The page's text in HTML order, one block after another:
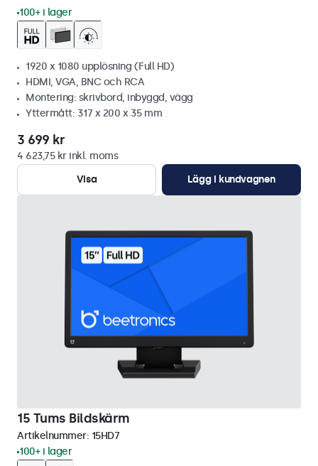
100+ i lager
1920 x 1080 upplösning (Full HD)
HDMI, VGA, BNC och RCA
Montering: skrivbord, inbyggd, vägg
Yttermått: 317 x 200 x 35 mm
3 699 kr
4 623,75 kr inkl. moms
Visa
Lägg i kundvagnen
15 Tums Bildskärm
Artikelnummer: 15HD7
100+ i lager